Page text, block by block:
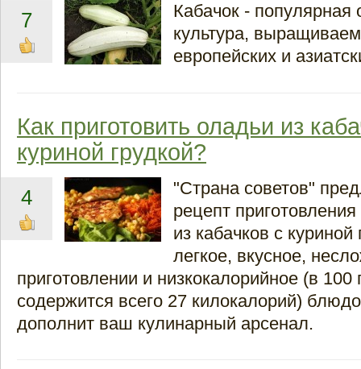
7
Кабачок - популярная
культура,
европейских и
Как приготовить оладьи из
куриной грудкой?
4
"Страна советов"
рецепт
из кабачков с куриной
легкое, вкусное,
приготовлении и низкокалорийное (в 100
содержится всего 27 килокалорий)
дополнит ваш кулинарный арсенал.